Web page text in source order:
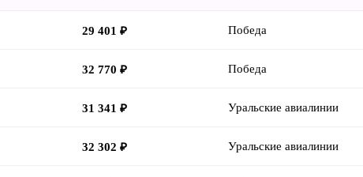
29 401 ₽ Победа
32 770 ₽ Победа
31 341 ₽ Уральские авиалинии
32 302 ₽ Уральские авиалинии